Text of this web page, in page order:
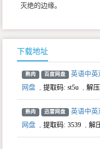
灭绝的边缘。
下载地址
熟肉 百度网盘
英语中英
网盘 , 提取码: st5u , 解
熟肉 迅雷网盘
英语中英
网盘 , 提取码: 3539 , 解